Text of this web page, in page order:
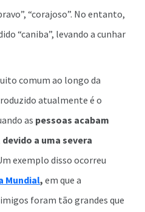
“corajoso”. No entanto,
“caniba”, levando a cunhar
comum ao longo da
atualmente é o
as pessoas acabam
a uma severa
exemplo disso ocorreu
Mundial, em que a
foram tão grandes que